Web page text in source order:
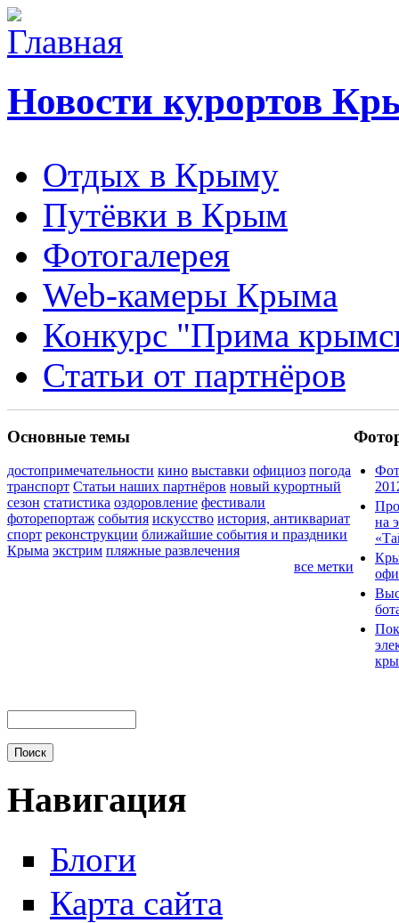
Новости курортов
Отдых в Крыму
Путёвки в Крым
Фотогалерея
Web-камеры Крыма
Конкурс "Прима
Статьи от партнёров
Основные темы
достопримечательности кино выставки официоз погода
транспорт Статьи наших партнёров новый курортный
сезон статистика оздоровление фестивали
фоторепортаж события искусство история, антиквариат
спорт реконструкции ближайшие события и праздники
Крыма экстрим пляжные развлечения
все метки
на
Навигация
Блоги
Карта сайта